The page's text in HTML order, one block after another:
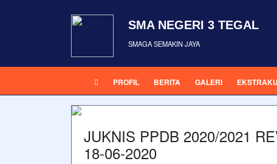
SMA NEGERI 3 TEGAL
SMAGA SEMAKIN JAYA
PROFIL BERITA GALERI
JUKNIS PPDB 2020/2021
18-06-2020